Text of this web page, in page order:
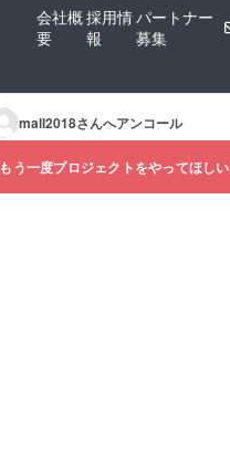
会社概
要
採用情
報
パートナー
募集
mall2018さんへアンコール
もう一度プロジェクトをやってほしい